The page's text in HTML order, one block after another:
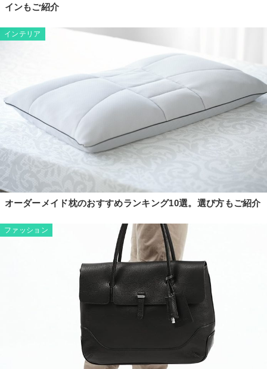
インもご紹介
インテリア
オーダーメイド枕のおすすめランキング10選。選び方もご紹介
ファッション